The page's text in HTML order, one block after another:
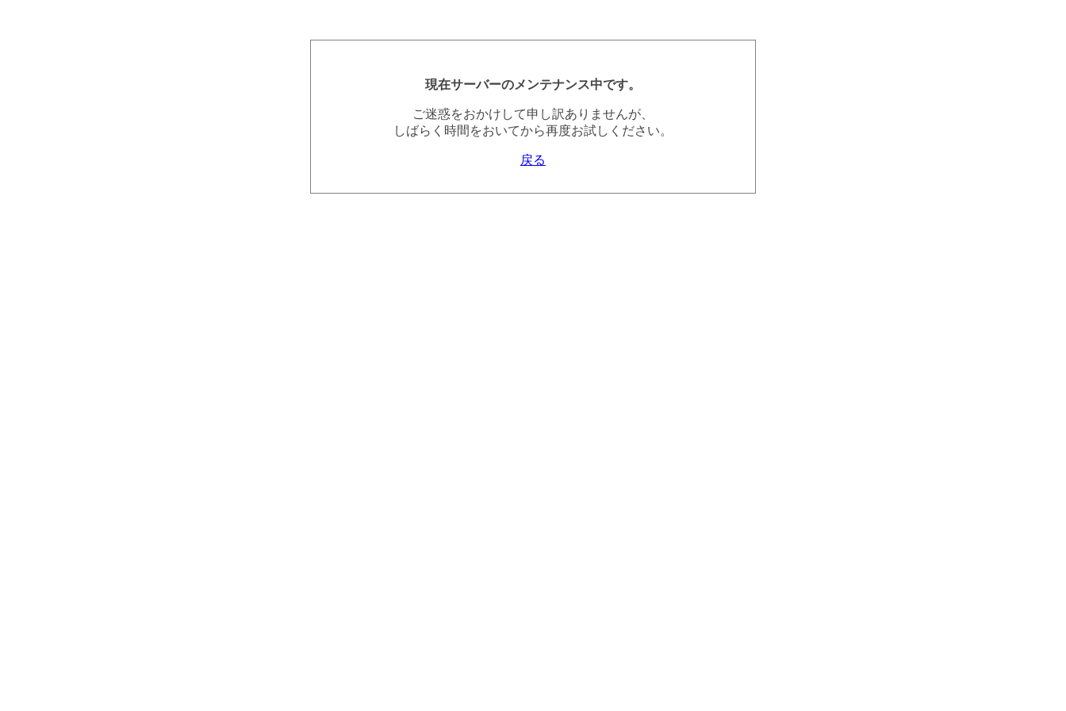
現在サーバーのメンテナンス中です。
ご迷惑をおかけして申し訳ありませんが、
しばらく時間をおいてから再度お試しください。
戻る